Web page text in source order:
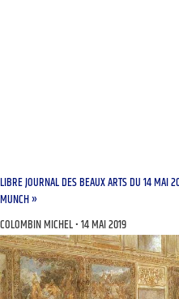
LIBRE JOURNAL DES BEAUX ARTS DU 14 MAI
MUNCH »
COLOMBIN MICHEL 14 MAI 2019